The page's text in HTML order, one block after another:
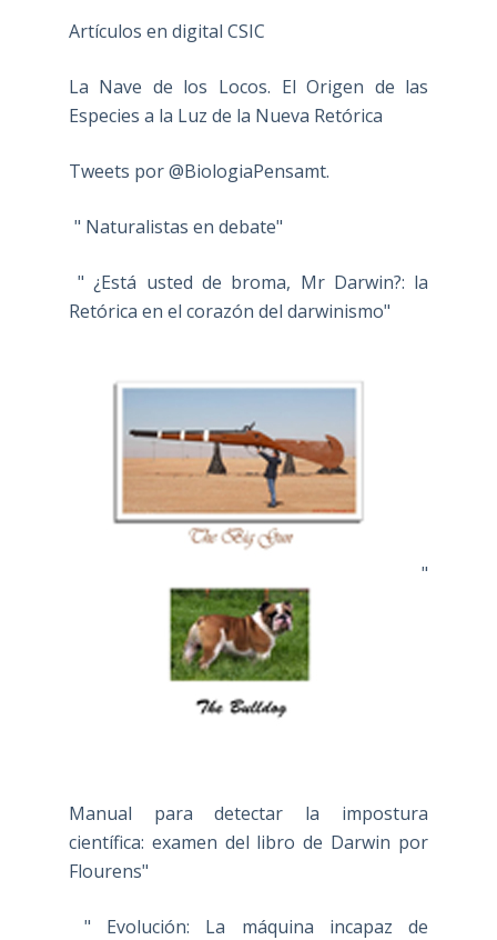
Artículos en digital CSIC
La Nave de los Locos. El Origen de las
Especies a la Luz de la Nueva Retórica
Tweets por @BiologiaPensamt.
" Naturalistas en debate"
" ¿Está usted de broma, Mr Darwin?: la
Retórica en el corazón del darwinismo"
"
Manual para detectar la impostura
científica: examen del libro de Darwin por
Flourens"
" Evolución: La máquina incapaz de